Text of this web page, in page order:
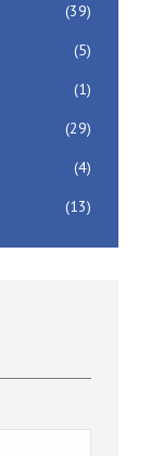
(39)
(5)
(1)
(29)
(4)
(13)